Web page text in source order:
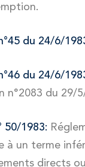
du 24/6/
du 24/6/
n°2083 du 29/
50/1983:
à un terme
directs